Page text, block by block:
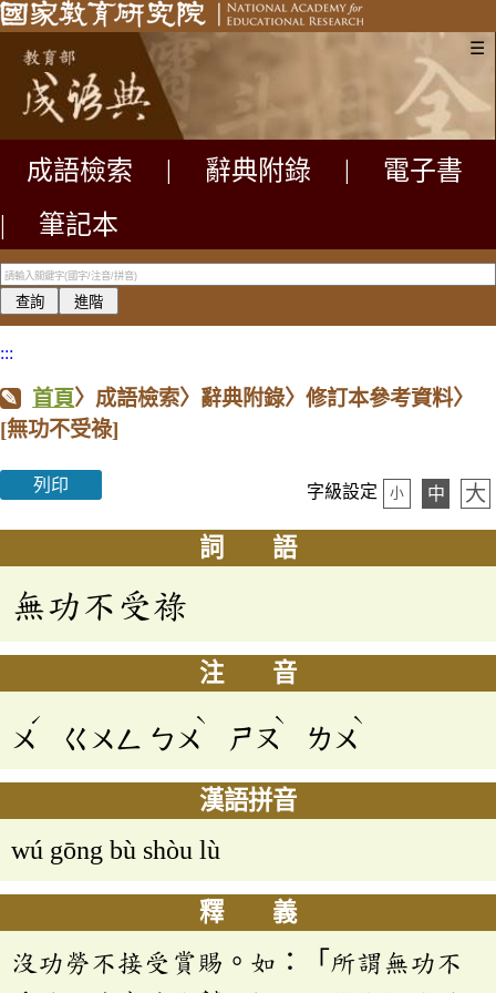
☰
成語檢索 辭典附錄
電子書
|
筆記本
:::
首頁〉成語檢索〉辭典附錄〉修訂本參考資料〉
[無功不受祿]
列印 字級設定 小 中 大
詞 語
無功不受祿
注 音
ㄨ
ˊ
ㄍㄨㄥ ㄅㄨ
ˋ
ㄕㄡ
ˋ
ㄌㄨ
ˋ
漢語拼音
wú gōng bù shòu lù
釋 義
沒功勞不接受賞賜。如：「所謂無功不